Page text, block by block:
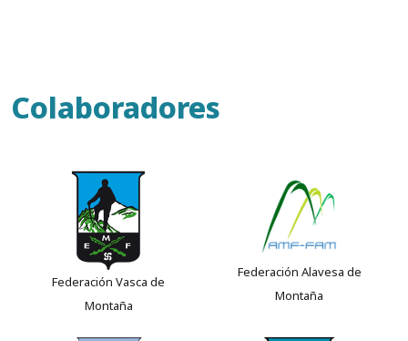
Colaboradores
Federación Vasca de
Montaña
Federación Alavesa de
Montaña